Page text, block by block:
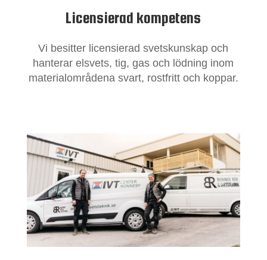
Licensierad kompetens
Vi besitter licensierad svetskunskap och
hanterar elsvets, tig, gas och lödning inom
materialområdena svart, rostfritt och koppar.